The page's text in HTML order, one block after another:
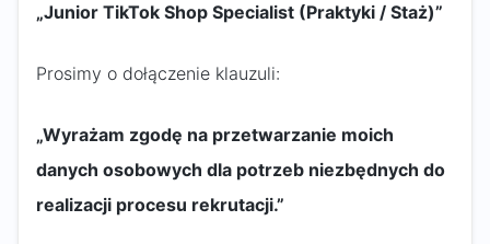
„Junior TikTok Shop Specialist (Praktyki / Staż)”
Prosimy o dołączenie klauzuli:
„Wyrażam zgodę na przetwarzanie moich
danych osobowych dla potrzeb niezbędnych do
realizacji procesu rekrutacji.”